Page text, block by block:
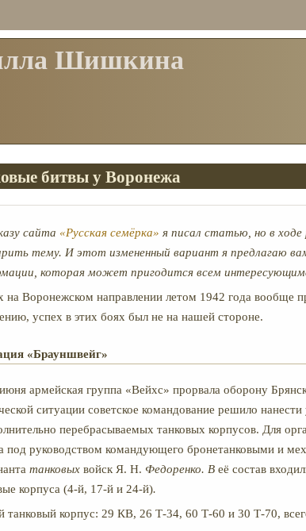
Шишкина
битвы у Воронежа
сайта «Русская семёрка» я писал статью, но в
тему. И этот измененный вариант я предлагаю
которая может пригодится всем
на Воронежском направлении летом 1942 года вообще
успех в этих боях был не на нашей стороне.
«Брауншвейг»
армейская группа «Вейхс» прорвала оборону
ситуации советское командование решило
перебрасываемых танковых корпусов. Для
под руководством командующего бронетанковыми и
танковых войск Я. Н. Федоренко. В её состав
корпуса (4-й, 17-й и 24-й).
танковый корпус: 29 КВ, 26 Т-34, 60 Т-60 и 30 Т-70,